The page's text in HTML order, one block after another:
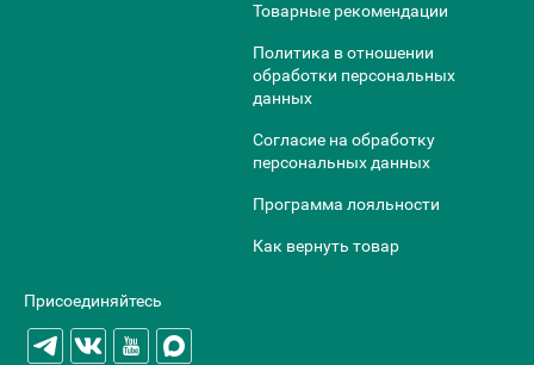
Товарные рекомендации
Политика в отношении
обработки персональных
данных
Согласие на обработку
персональных данных
Программа лояльности
Как вернуть товар
Присоединяйтесь